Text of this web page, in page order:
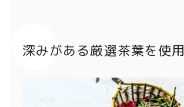
深みがある厳選茶葉を使用